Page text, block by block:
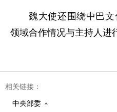
魏大使还围绕中巴
领域合作情况与主持人进
相关链接：
中央部委